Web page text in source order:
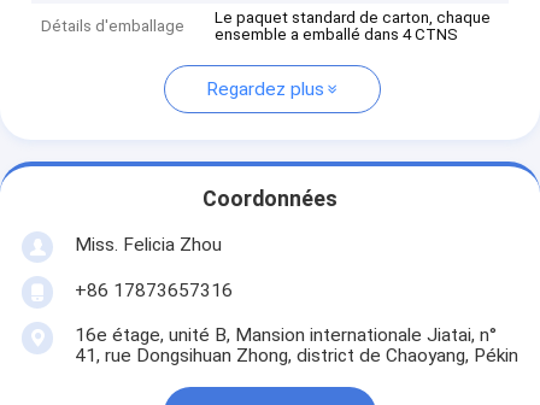
Détails d'emballage
Le paquet standard de carton, chaque
ensemble a emballé dans 4 CTNS
Regardez plus
Coordonnées
Miss. Felicia Zhou
+86 17873657316
16e étage, unité B, Mansion internationale Jiatai, n°
41, rue Dongsihuan Zhong, district de Chaoyang, Pékin